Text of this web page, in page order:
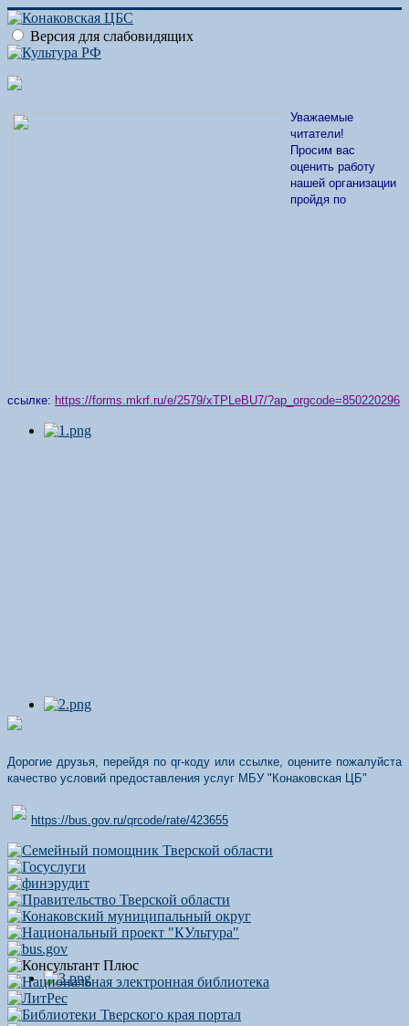
Версия для слабовидящих
Уважаемые
читатели!
Просим вас
оценить работу
нашей организации
пройдя по
ссылке: https://forms.mkrf.ru/e/2579/xTPLeBU7/?ap_orgcode=850220296
Дорогие друзья, перейдя по qr-коду или ссылке, оцените пожалуйста
качество условий предоставления услуг МБУ "Конаковская ЦБ"
https://bus.gov.ru/qrcode/rate/423655